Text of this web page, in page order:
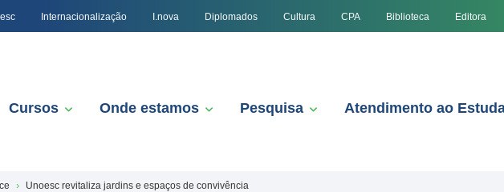
Internacionalização I.nova Diplomados Cultura CPA Biblioteca Editora
Cursos Onde estamos Pesquisa Atendimento ao
Unoesc revitaliza jardins e espaços de convivência